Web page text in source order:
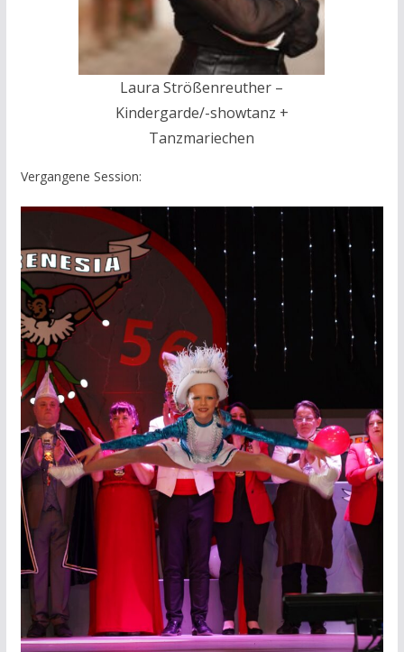
Laura Strößenreuther –
Kindergarde/-showtanz +
Tanzmariechen
Vergangene Session: